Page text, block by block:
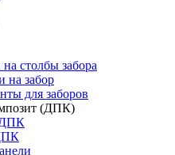
столбы забора
на забор
для заборов
(ДПК)
ДПК